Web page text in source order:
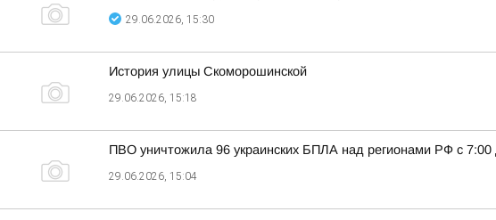
29.06.2026, 15:30
История улицы Скоморошинской
29.06.2026, 15:18
ПВО уничтожила 96 украинских БПЛА над регионами РФ с
29.06.2026, 15:04